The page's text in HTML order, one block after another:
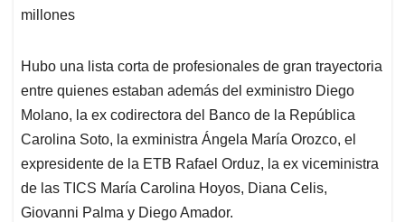
millones
Hubo una lista corta de profesionales de gran trayectoria
entre quienes estaban además del exministro Diego
Molano, la ex codirectora del Banco de la República
Carolina Soto, la exministra Ángela María Orozco, el
expresidente de la ETB Rafael Orduz, la ex viceministra
de las TICS María Carolina Hoyos, Diana Celis,
Giovanni Palma y Diego Amador.